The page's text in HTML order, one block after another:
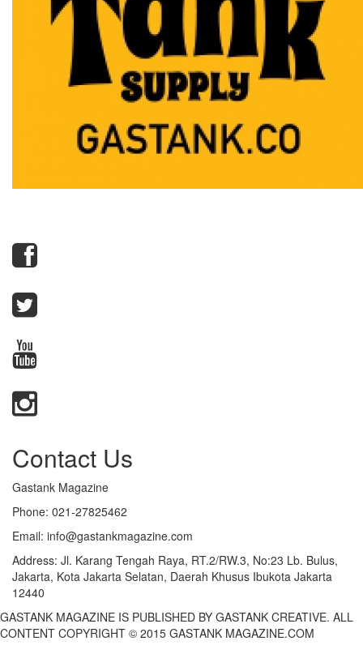
Contact Us
Gastank Magazine
Phone: 021-27825462
Email: info@gastankmagazine.com
Address: Jl. Karang Tengah Raya, RT.2/RW.3, No:23 Lb. Bulus,
Jakarta, Kota Jakarta Selatan, Daerah Khusus Ibukota Jakarta
12440
GASTANK MAGAZINE IS PUBLISHED BY GASTANK CREATIVE. ALL
CONTENT COPYRIGHT © 2015 GASTANK MAGAZINE.COM